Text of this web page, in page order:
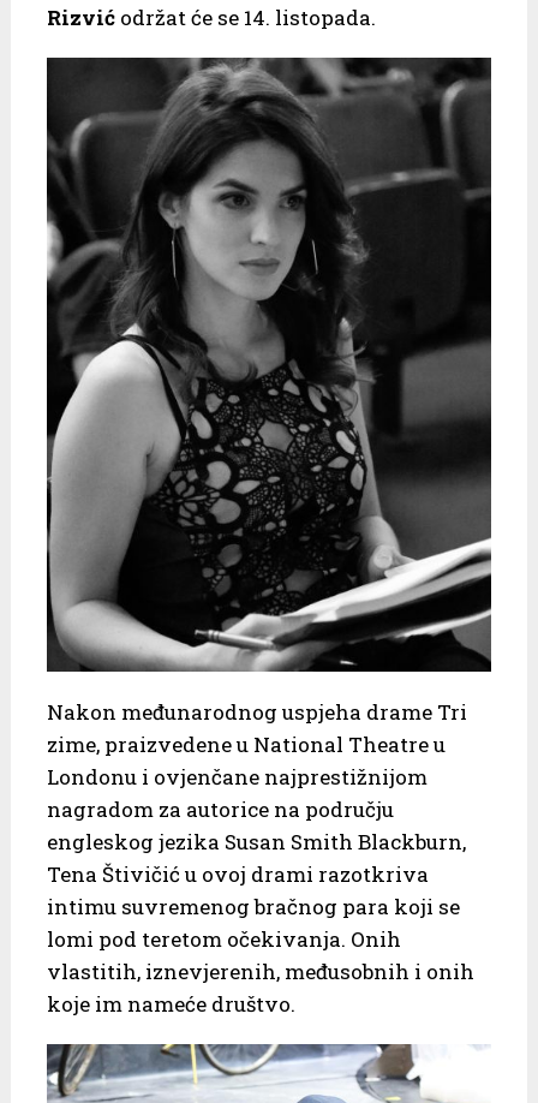
Rizvićodržat će se 14. listopada.
Nakon međunarodnog uspjeha drame Tri
zime, praizvedene u National Theatre u
Londonu i ovjenčane najprestižnijom
nagradom za autorice na području
engleskog jezika Susan Smith Blackburn,
Tena Štivičić u ovoj drami razotkriva
intimu suvremenog bračnog para koji se
lomi pod teretom očekivanja. Onih
vlastitih, iznevjerenih, međusobnih i onih
koje im nameće društvo.